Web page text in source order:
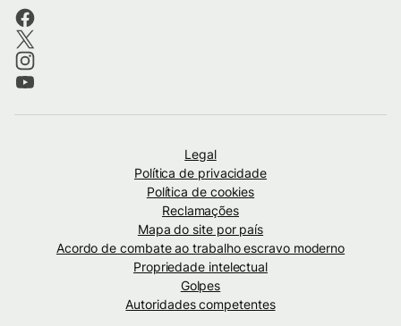
Legal
Política de privacidade
Política de cookies
Reclamações
Mapa do site por país
Acordo de combate ao trabalho escravo moderno
Propriedade intelectual
Golpes
Autoridades competentes